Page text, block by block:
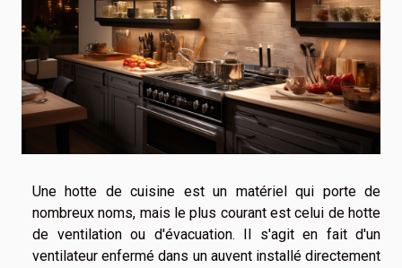
Une hotte de cuisine est un matériel qui porte de
nombreux noms, mais le plus courant est celui de hotte
de ventilation ou d'évacuation. Il s'agit en fait d'un
ventilateur enfermé dans un auvent installé directement